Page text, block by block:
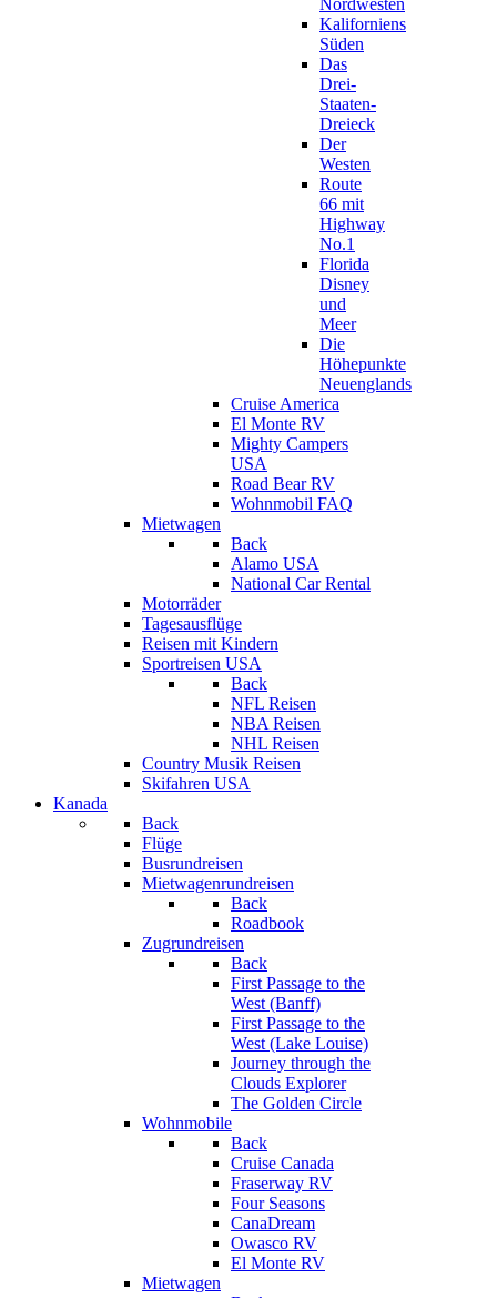
Nordwesten
Kaliforniens
Süden
Das
Drei-
Staaten-
Dreieck
Der
Westen
Route
66 mit
Highway
No.1
Florida
Disney
und
Meer
Die
Höhepunkte
Neuenglands
Cruise America
El Monte RV
Mighty Campers
USA
Road Bear RV
Wohnmobil FAQ
Mietwagen
Back
Alamo USA
National Car Rental
Motorräder
Tagesausflüge
Reisen mit Kindern
Sportreisen USA
Back
NFL Reisen
NBA Reisen
NHL Reisen
Country Musik Reisen
Skifahren USA
Kanada
Back
Flüge
Busrundreisen
Mietwagenrundreisen
Back
Roadbook
Zugrundreisen
Back
First Passage to the
West (Banff)
First Passage to the
West (Lake Louise)
Journey through the
Clouds Explorer
The Golden Circle
Wohnmobile
Back
Cruise Canada
Fraserway RV
Four Seasons
CanaDream
Owasco RV
El Monte RV
Mietwagen